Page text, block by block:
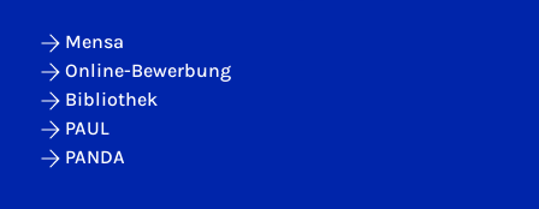
Mensa
Online-Bewerbung
Bibliothek
PAUL
PANDA